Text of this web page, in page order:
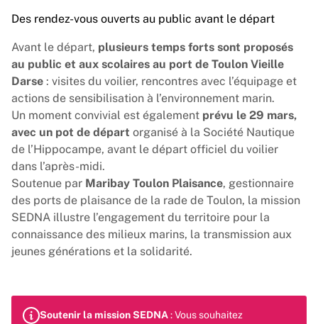
Des rendez-vous ouverts au public avant le départ
Avant le départ, plusieurs temps forts sont proposés
au public et aux scolaires au port de Toulon Vieille
Darse : visites du voilier, rencontres avec l’équipage et
actions de sensibilisation à l’environnement marin.
Un moment convivial est également prévu le 29 mars,
avec un pot de départ organisé à la Société Nautique
de l’Hippocampe, avant le départ officiel du voilier
dans l’après-midi.
Soutenue par Maribay Toulon Plaisance, gestionnaire
des ports de plaisance de la rade de Toulon, la mission
SEDNA illustre l’engagement du territoire pour la
connaissance des milieux marins, la transmission aux
jeunes générations et la solidarité.
Soutenir la mission SEDNA: Vous souhaitez